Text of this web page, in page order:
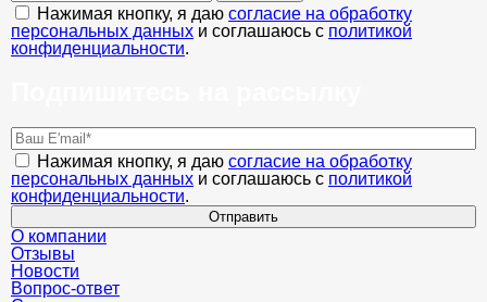
Нажимая кнопку, я даю согласие на обработку
персональных данных и соглашаюсь с политикой
конфиденциальности.
Нажимая кнопку, я даю согласие на обработку
персональных данных и соглашаюсь с политикой
конфиденциальности.
Отправить
О компании
Отзывы
Новости
Вопрос-ответ